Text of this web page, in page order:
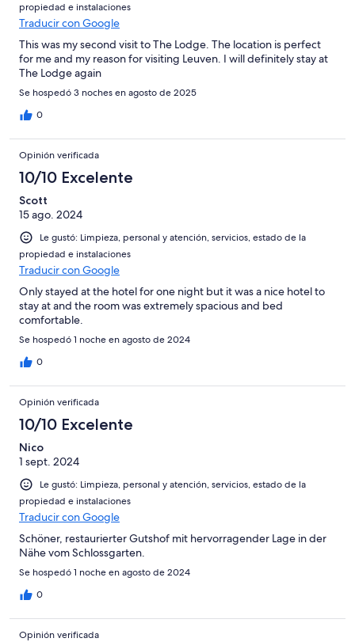
propiedad e instalaciones
Traducir con Google
This was my second visit to The Lodge. The location is perfect
for me and my reason for visiting Leuven. I will definitely stay at
The Lodge again
Se hospedó 3 noches en agosto de 2025
0
Opinión verificada
10/10 Excelente
Scott
15 ago. 2024
Le gustó: Limpieza, personal y atención, servicios, estado de la
propiedad e instalaciones
Traducir con Google
Only stayed at the hotel for one night but it was a nice hotel to
stay at and the room was extremely spacious and bed
comfortable.
Se hospedó 1 noche en agosto de 2024
0
Opinión verificada
10/10 Excelente
Nico
1 sept. 2024
Le gustó: Limpieza, personal y atención, servicios, estado de la
propiedad e instalaciones
Traducir con Google
Schöner, restaurierter Gutshof mit hervorragender Lage in der
Nähe vom Schlossgarten.
Se hospedó 1 noche en agosto de 2024
0
Opinión verificada